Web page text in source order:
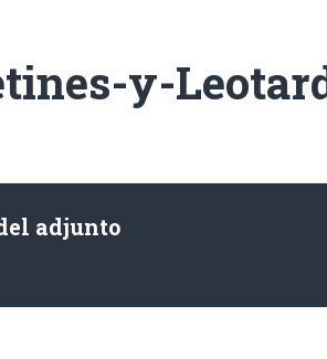
y-
adjunto